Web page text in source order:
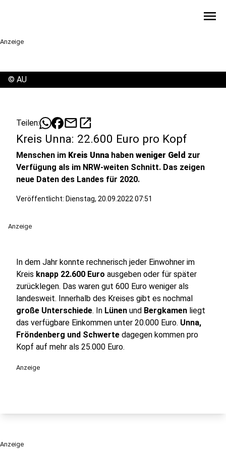
menu
Anzeige
© AU
Teilen: mailopen_in_new
Kreis Unna: 22.600 Euro pro Kopf
Menschen im Kreis Unna haben weniger Geld zur
Verfügung als im NRW-weiten Schnitt. Das zeigen
neue Daten des Landes für 2020.
Veröffentlicht: Dienstag, 20.09.2022 07:51
Anzeige
In dem Jahr konnte rechnerisch jeder Einwohner im
Kreis knapp 22.600 Euro ausgeben oder für später
zurücklegen. Das waren gut 600 Euro weniger als
landesweit. Innerhalb des Kreises gibt es nochmal
große Unterschiede. In Lünen und Bergkamen liegt
das verfügbare Einkommen unter 20.000 Euro. Unna,
Fröndenberg und Schwerte dagegen kommen pro
Kopf auf mehr als 25.000 Euro.
Anzeige
Anzeige